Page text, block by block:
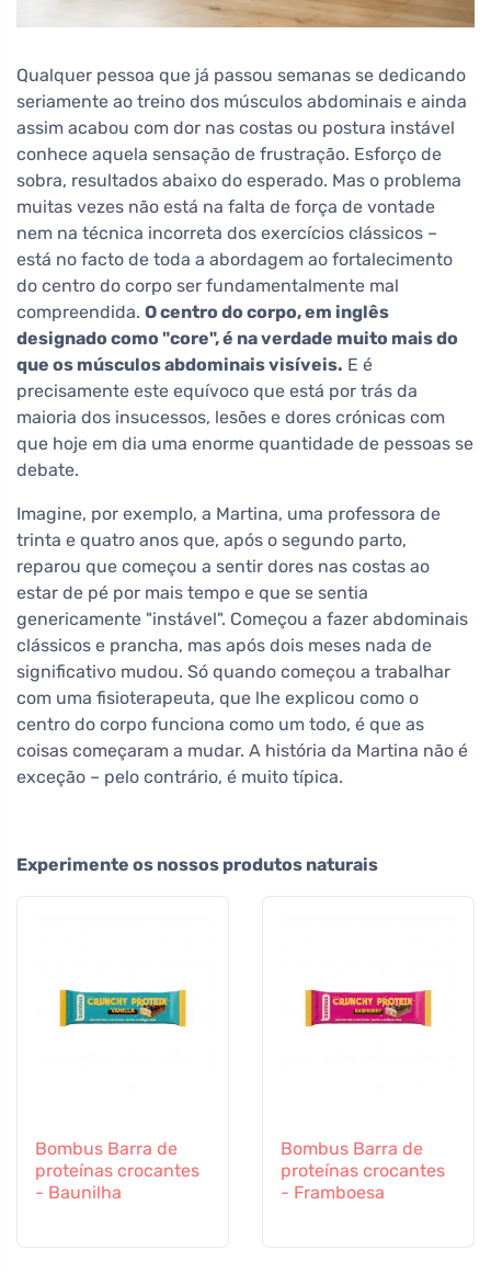
Qualquer pessoa que já passou semanas se dedicando
seriamente ao treino dos músculos abdominais e ainda
assim acabou com dor nas costas ou postura instável
conhece aquela sensação de frustração. Esforço de
sobra, resultados abaixo do esperado. Mas o problema
muitas vezes não está na falta de força de vontade
nem na técnica incorreta dos exercícios clássicos –
está no facto de toda a abordagem ao fortalecimento
do centro do corpo ser fundamentalmente mal
compreendida. O centro do corpo, em inglês
designado como "core", é na verdade muito mais do
que os músculos abdominais visíveis. E é
precisamente este equívoco que está por trás da
maioria dos insucessos, lesões e dores crónicas com
que hoje em dia uma enorme quantidade de pessoas se
debate.
Imagine, por exemplo, a Martina, uma professora de
trinta e quatro anos que, após o segundo parto,
reparou que começou a sentir dores nas costas ao
estar de pé por mais tempo e que se sentia
genericamente "instável". Começou a fazer abdominais
clássicos e prancha, mas após dois meses nada de
significativo mudou. Só quando começou a trabalhar
com uma fisioterapeuta, que lhe explicou como o
centro do corpo funciona como um todo, é que as
coisas começaram a mudar. A história da Martina não é
exceção – pelo contrário, é muito típica.
Experimente os nossos produtos naturais
Bombus Barra de
proteínas crocantes
- Baunilha
Bombus Barra de
proteínas crocantes
- Framboesa